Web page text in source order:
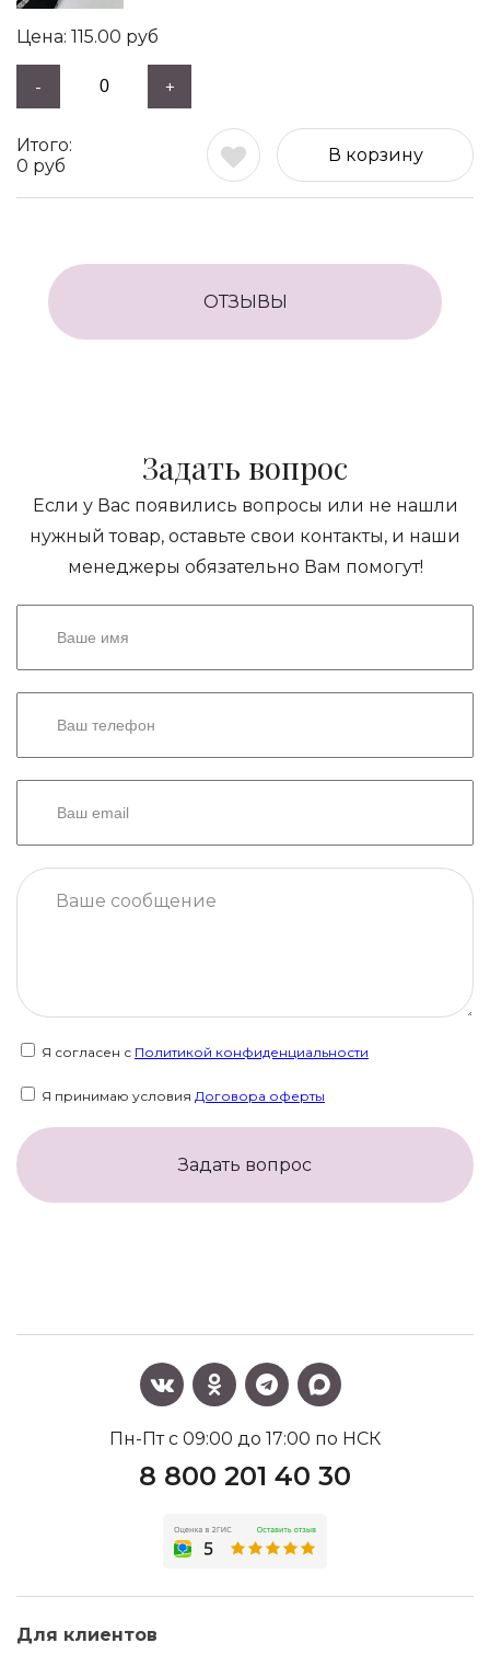
115.00 руб
- +
0 руб
В корзину
ОТЗЫВЫ
Задать вопрос
Если у Вас появились вопросы или не нашли
нужный товар, оставьте свои контакты, и наши
менеджеры обязательно Вам помогут!
Я согласен с Политикой конфиденциальности
Я принимаю условия Договора оферты
Задать вопрос
Пн-Пт с 09:00 до 17:00 по НСК
8 800 201 40 30
Для клиентов